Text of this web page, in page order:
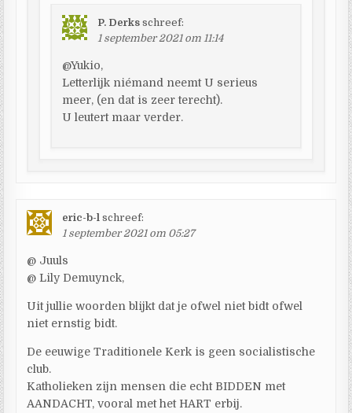
P. Derks schreef:
1 september 2021 om 11:14
@Yukio,
Letterlijk niémand neemt U serieus
meer, (en dat is zeer terecht).
U leutert maar verder.
eric-b-l schreef:
1 september 2021 om 05:27
@ Juuls
@ Lily Demuynck,
Uit jullie woorden blijkt dat je ofwel niet bidt ofwel
niet ernstig bidt.
De eeuwige Traditionele Kerk is geen socialistische
club.
Katholieken zijn mensen die echt BIDDEN met
AANDACHT, vooral met het HART erbij.